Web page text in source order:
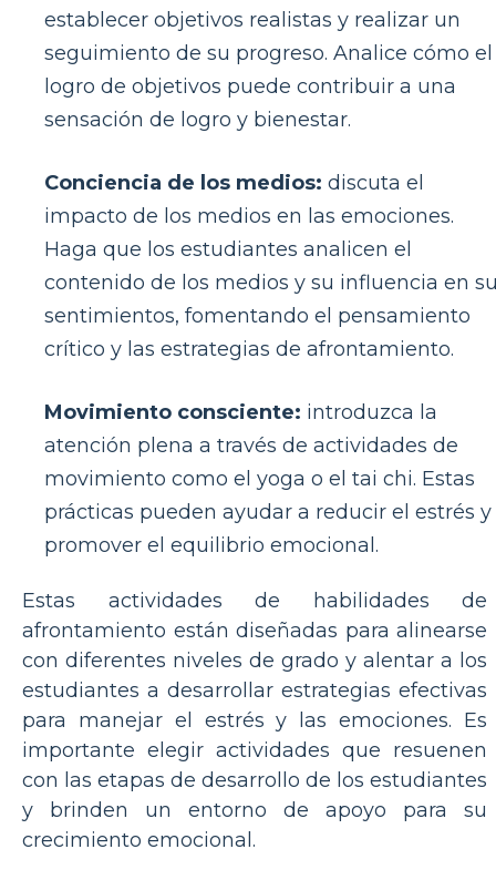
establecer objetivos realistas y realizar un
seguimiento de su progreso. Analice cómo el
logro de objetivos puede contribuir a una
sensación de logro y bienestar.
Conciencia de los medios: discuta el
impacto de los medios en las emociones.
Haga que los estudiantes analicen el
contenido de los medios y su influencia en
sentimientos, fomentando el pensamiento
crítico y las estrategias de afrontamiento.
Movimiento consciente: introduzca la
atención plena a través de actividades de
movimiento como el yoga o el tai chi. Estas
prácticas pueden ayudar a reducir el estrés y
promover el equilibrio emocional.
Estas actividades de habilidades de
afrontamiento están diseñadas para alinearse
con diferentes niveles de grado y alentar a los
estudiantes a desarrollar estrategias efectivas
para manejar el estrés y las emociones. Es
importante elegir actividades que resuenen
con las etapas de desarrollo de los estudiantes
y brinden un entorno de apoyo para su
crecimiento emocional.